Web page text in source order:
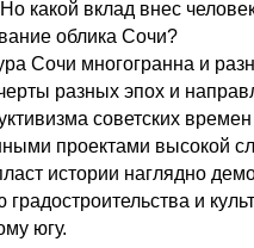
какой вклад внес
облика Сочи?
Сочи многогранна и
разных эпох и
советских
проектами высокой
истории наглядно
и
югу.